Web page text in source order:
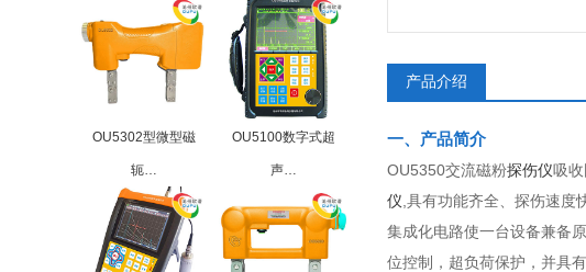
OU5302型微型磁
轭…
OU5100数字式超
声…
产品介绍
一、产品简介
OU5350交流磁粉探伤仪吸
仪 ,具有功能齐全、探伤速
集成化电路使一台设备兼备
位控制，超负荷保护，并具有